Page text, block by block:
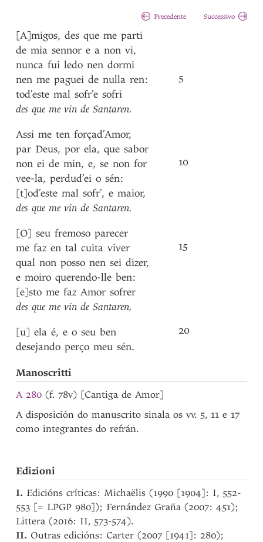
Precedente Successivo
[A]migos, des que me parti
de mia sennor e a non vi,
nunca fui ledo nen dormi
nen me paguei de nulla ren:
tod’este mal sofr’e sofri
des que me vin de Santaren.
Assi me ten forçad’Amor,
par Deus, por ela, que sabor
non ei de min, e, se non for
vee-la, perdud’ei o sén:
[t]od’este mal sofr’, e maior,
des que me vin de Santaren.
[O] seu fremoso parecer
me faz en tal cuita viver
qual non posso nen sei dizer,
e moiro querendo-lle ben:
[e]sto me faz Amor sofrer
des que me vin de Santaren,
[u] ela é, e o seu ben
desejando perço meu sén.
5
10
15
20
Manoscritti
A 280 (f. 78v) [Cantiga de Amor]
A disposición do manuscrito sinala os vv. 5, 11 e 17
como integrantes do refrán.
Edizioni
I. Edicións críticas: Michaëlis (1990 [1904]: I, 552-
553 [= LPGP 980]); Fernández Graña (2007: 451);
Littera (2016: II, 573-574).
II. Outras edicións: Carter (2007 [1941]: 280);